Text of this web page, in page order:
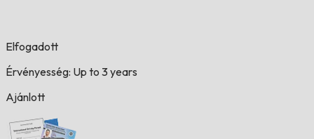
Elfogadott
Érvényesség: Up to 3 years
Ajánlott